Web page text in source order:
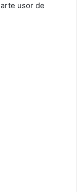
usor de